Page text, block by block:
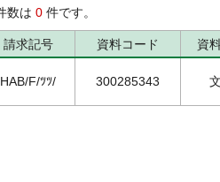
数は 0 件です。
請求記号 資料コード 資
HAB/F/ﾂﾂ/ 300285343